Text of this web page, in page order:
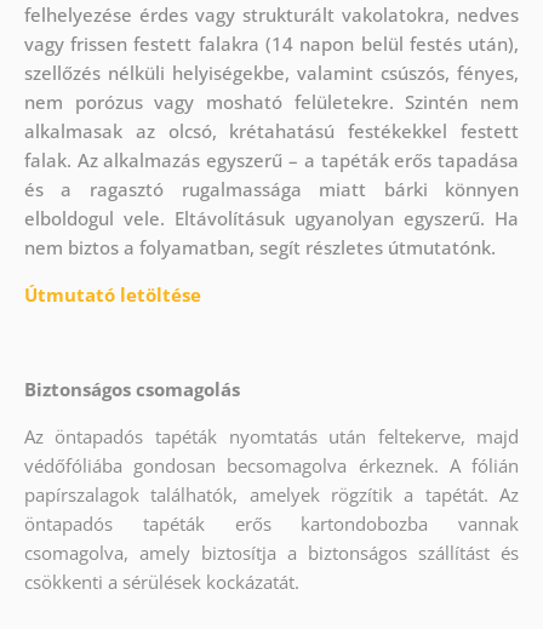
felhelyezése érdes vagy strukturált vakolatokra, nedves
vagy frissen festett falakra (14 napon belül festés után),
szellőzés nélküli helyiségekbe, valamint csúszós, fényes,
nem porózus vagy mosható felületekre. Szintén nem
alkalmasak az olcsó, krétahatású festékekkel festett
falak. Az alkalmazás egyszerű – a tapéták erős tapadása
és a ragasztó rugalmassága miatt bárki könnyen
elboldogul vele. Eltávolításuk ugyanolyan egyszerű. Ha
nem biztos a folyamatban, segít részletes útmutatónk.
Útmutató letöltése
Biztonságos csomagolás
Az öntapadós tapéták nyomtatás után feltekerve, majd
védőfóliába gondosan becsomagolva érkeznek. A fólián
papírszalagok találhatók, amelyek rögzítik a tapétát. Az
öntapadós tapéták erős kartondobozba vannak
csomagolva, amely biztosítja a biztonságos szállítást és
csökkenti a sérülések kockázatát.